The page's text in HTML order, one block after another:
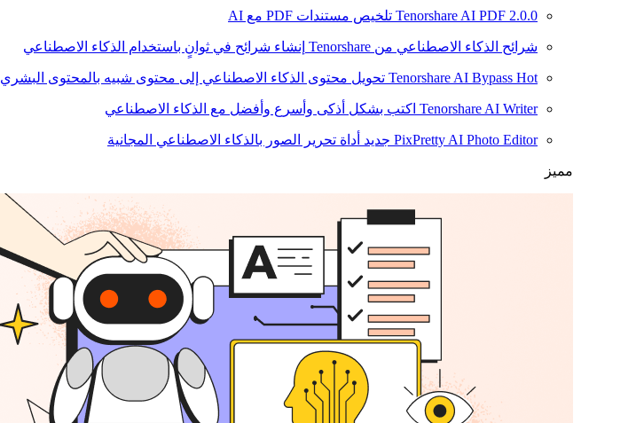
Tenorshare AI PDF 2.0.0 تلخيص مستندات PDF مع AI
شرائح الذكاء الاصطناعي من Tenorshare إنشاء شرائح في ثوانٍ باستخدام الذكاء الاصطناعي
Tenorshare AI Bypass Hot تحويل محتوى الذكاء الاصطناعي إلى محتوى شبيه بالمحتوى البشري
Tenorshare AI Writer اكتب بشكل أذكى وأسرع وأفضل مع الذكاء الاصطناعي
PixPretty AI Photo Editor جديد أداة تحرير الصور بالذكاء الاصطناعي المجانية
مميز